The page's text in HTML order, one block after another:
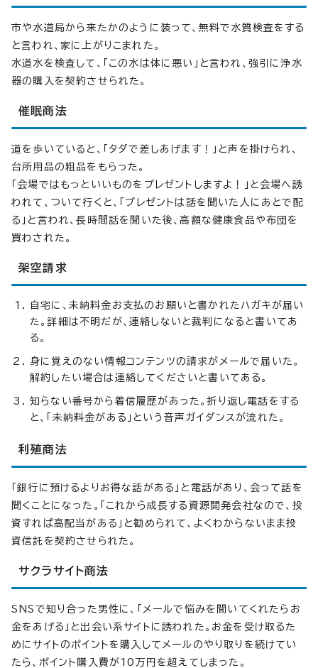
市や水道局から来たかのように装って、無料で水質検査をする
と言われ、家に上がりこまれた。
水道水を検査して、「この水は体に悪い」と言われ、強引に浄水
器の購入を契約させられた。
催眠商法
道を歩いていると、「タダで差しあげます！」と声を掛けられ、
台所用品の粗品をもらった。
「会場ではもっといいものをプレゼントしますよ！」と会場へ誘
われて、ついて行くと、「プレゼントは話を聞いた人にあとで配
る」と言われ、長時間話を聞いた後、高額な健康食品や布団を
買わされた。
架空請求
自宅に、未納料金お支払のお願いと書かれたハガキが届い
た。詳細は不明だが、連絡しないと裁判になると書いてあ
る。
身に覚えのない情報コンテンツの請求がメールで届いた。
解約したい場合は連絡してくださいと書いてある。
知らない番号から着信履歴があった。折り返し電話をする
と、「未納料金がある」という音声ガイダンスが流れた。
利殖商法
「銀行に預けるよりお得な話がある」と電話があり、会って話を
聞くことになった。「これから成長する資源開発会社なので、投
資すれば高配当がある」と勧められて、よくわからないまま投
資信託を契約させられた。
サクラサイト商法
SNSで知り合った男性に、「メールで悩みを聞いてくれたらお
金をあげる」と出会い系サイトに誘われた。お金を受け取るた
めにサイトのポイントを購入してメールのやり取りを続けてい
たら、ポイント購入費が10万円を超えてしまった。